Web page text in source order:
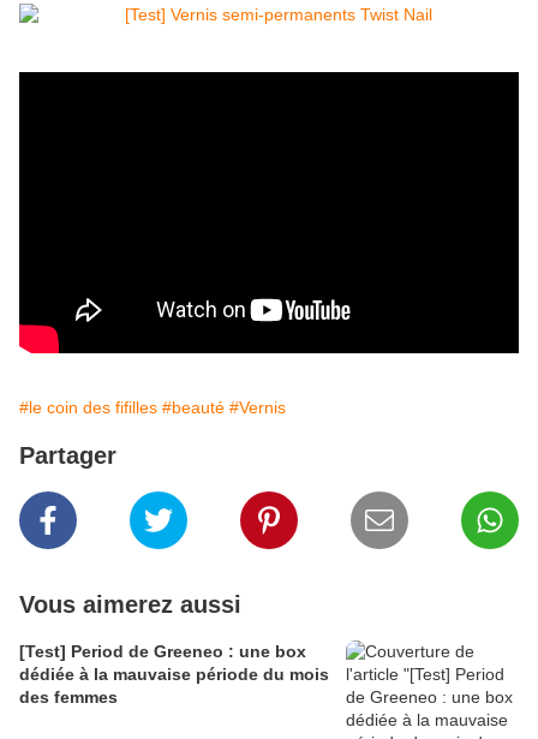
#le coin des fifilles #beauté #Vernis
Partager
Vous aimerez aussi
[Test] Period de Greeneo : une box
dédiée à la mauvaise période du mois
des femmes